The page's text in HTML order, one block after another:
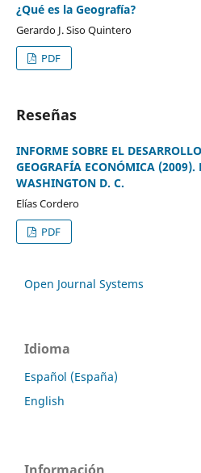
¿Qué es la Geografía?
Gerardo J. Siso Quintero
PDF
Reseñas
INFORME SOBRE EL
GEOGRAFÍA ECONÓMICA
WASHINGTON D. C.
Elías Cordero
PDF
Open Journal Systems
Idioma
Español (España)
English